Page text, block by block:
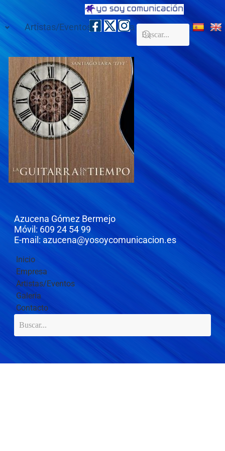
Artistas/Eventos Galería Contacto
Azucena Gómez Bermejo
Móvil: 609 24 54 99
E-mail: azucena@yosoycomunicacion.es
Inicio
Empresa
Artistas/Eventos
Galería
Contacto